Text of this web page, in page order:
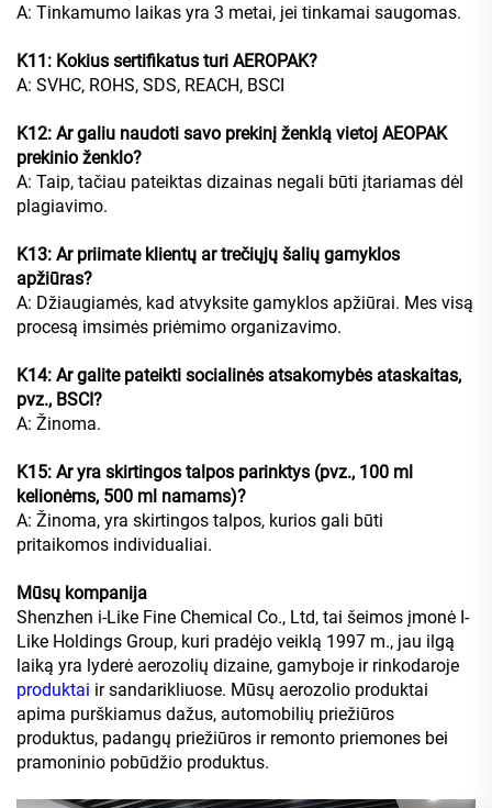
A: Tinkamumo laikas yra 3 metai, jei tinkamai saugomas.
K11: Kokius sertifikatus turi AEROPAK?
A: SVHC, ROHS, SDS, REACH, BSCI
K12: Ar galiu naudoti savo prekinį ženklą vietoj AEOPAK
prekinio ženklo?
A: Taip, tačiau pateiktas dizainas negali būti įtariamas dėl
plagiavimo.
K13: Ar priimate klientų ar trečiųjų šalių gamyklos
apžiūras?
A: Džiaugiamės, kad atvyksite gamyklos apžiūrai. Mes visą
procesą imsimės priėmimo organizavimo.
K14: Ar galite pateikti socialinės atsakomybės ataskaitas,
pvz., BSCI?
A: Žinoma.
K15: Ar yra skirtingos talpos parinktys (pvz., 100 ml
kelionėms, 500 ml namams)?
A: Žinoma, yra skirtingos talpos, kurios gali būti
pritaikomos individualiai.
Mūsų kompanija
Shenzhen i-Like Fine Chemical Co., Ltd, tai šeimos įmonė I-
Like Holdings Group, kuri pradėjo veiklą 1997 m., jau ilgą
laiką yra lyderė aerozolių dizaine, gamyboje ir rinkodaroje
produktai ir sandarikliuose. Mūsų aerozolio produktai
apima purškiamus dažus, automobilių priežiūros
produktus, padangų priežiūros ir remonto priemones bei
pramoninio pobūdžio produktus.